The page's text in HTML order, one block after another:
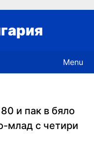
Menu
и пак в бяло
млад с четири